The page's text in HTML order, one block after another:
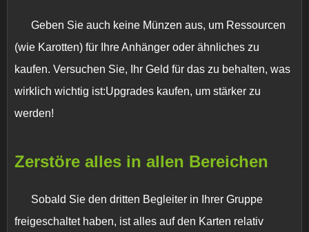
Geben Sie auch keine Münzen aus, um Ressourcen
(wie Karotten) für Ihre Anhänger oder ähnliches zu
kaufen. Versuchen Sie, Ihr Geld für das zu behalten, was
wirklich wichtig ist:Upgrades kaufen, um stärker zu
werden!
Zerstöre alles in allen Bereichen
Sobald Sie den dritten Begleiter in Ihrer Gruppe
freigeschaltet haben, ist alles auf den Karten relativ